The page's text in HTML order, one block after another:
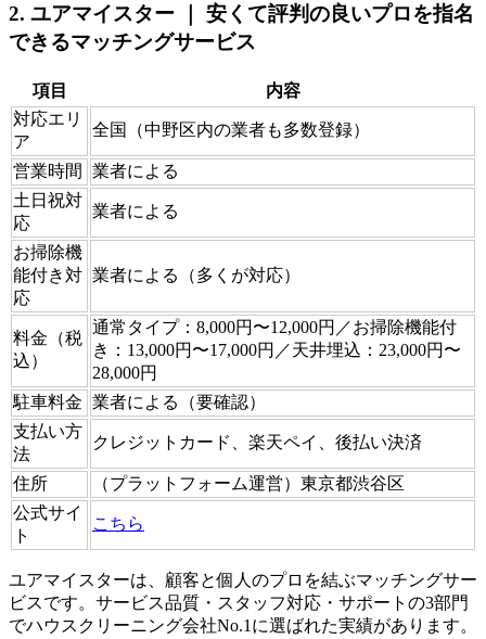
2. ユアマイスター ｜ 安くて評判の良いプロを指名
できるマッチングサービス
項目
内容
対応エリ
ア
全国（中野区内の業者も多数登録）
営業時間
業者による
土日祝対
応
業者による
お掃除機
能付き対
応
業者による（多くが対応）
料金（税
込）
通常タイプ：8,000円〜12,000円／お掃除機能付
き：13,000円〜17,000円／天井埋込：23,000円〜
28,000円
駐車料金 業者による（要確認）
支払い方
法
クレジットカード、楽天ペイ、後払い決済
住所
（プラットフォーム運営）東京都渋谷区
公式サイ
ト
こちら
ユアマイスターは、顧客と個人のプロを結ぶマッチングサー
ビスです。サービス品質・スタッフ対応・サポートの3部門
でハウスクリーニング会社No.1に選ばれた実績があります。